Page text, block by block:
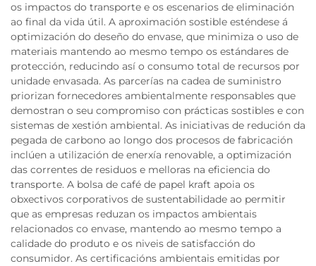
os impactos do transporte e os escenarios de eliminación
ao final da vida útil. A aproximación sostible esténdese á
optimización do deseño do envase, que minimiza o uso de
materiais mantendo ao mesmo tempo os estándares de
protección, reducindo así o consumo total de recursos por
unidade envasada. As parcerías na cadea de suministro
priorizan fornecedores ambientalmente responsables que
demostran o seu compromiso con prácticas sostibles e con
sistemas de xestión ambiental. As iniciativas de redución da
pegada de carbono ao longo dos procesos de fabricación
inclúen a utilización de enerxía renovable, a optimización
das correntes de residuos e melloras na eficiencia do
transporte. A bolsa de café de papel kraft apoia os
obxectivos corporativos de sustentabilidade ao permitir
que as empresas reduzan os impactos ambientais
relacionados co envase, mantendo ao mesmo tempo a
calidade do produto e os niveis de satisfacción do
consumidor. As certificacións ambientais emitidas por